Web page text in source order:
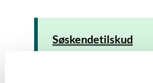
Søskendetilskud
Kommunen skal give et
med mere end ét barn i